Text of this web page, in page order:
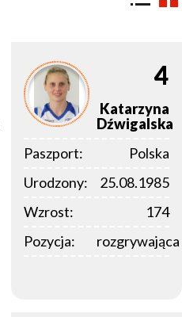
4
Katarzyna
Dźwigalska
Paszport:
Polska
Urodzony:
25.08.1985
Wzrost:
174
Pozycja:
rozgrywająca